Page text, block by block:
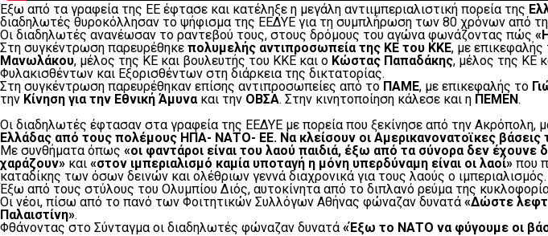
Έξω από τα γραφεία της ΕΕ έφτασε και κατέληξε η μεγάλη αντιιμπεριαλιστική πορεία της
διαδηλωτές θυροκόλλησαν το ψήφισμα της ΕΕΔΥΕ για τη συμπλήρωση των 80 χρόνων από
Οι διαδηλωτές ανανέωσαν το ραντεβού τους, στους δρόμους του αγώνα φωνάζοντας πώς
Στη συγκέντρωση παρευρέθηκε πολυμελής αντιπροσωπεία της ΚΕ του ΚΚΕ, με επικεφαλής
Μανωλάκου, μέλος της ΚΕ και βουλευτής του ΚΚΕ και ο Κώστας Παπαδάκης, μέλος της ΚΕ
Φυλακισθέντων και Εξορισθέντων στη διάρκεια της δικτατορίας.
Στη συγκέντρωση παρευρέθηκαν επίσης αντιπροσωπείες από το ΠΑΜΕ, με επικεφαλής το
την Κίνηση για την Εθνική Άμυνα και την ΟΒΣΑ. Στην κινητοποίηση κάλεσε και η ΠΕΜΕΝ.
Οι διαδηλωτές έφτασαν στα γραφεία της ΕΕΔΥΕ με πορεία που ξεκίνησε από την Ακρόπολη,
Ελλάδας από τους πολέμους ΗΠΑ- ΝΑΤΟ- ΕΕ. Να κλείσουν οι Αμερικανονατοϊκες βάσεις
Με συνθήματα όπως «οι φαντάροι είναι του λαού παιδιά, έξω από τα σύνορα δεν έχουνε
χαράζουν» και «στον ιμπεριαλισμό καμία υποταγή η μόνη υπερδύναμη είναι οι λαοί» που
καταδίκης των όσων δεινών και ολέθριων γεννά διαχρονικά για τους λαούς ο ιμπεριαλισμός.
Έξω από τους στύλους του Ολυμπίου Διός, αυτοκίνητα από το διπλανό ρεύμα της
Οι νέοι, πίσω από το πανό των Φοιτητικών Συλλόγων Αθήνας φώναζαν δυνατά «Δώστε
Παλαιστίνη».
Φθάνοντας στο Σύνταγμα οι διαδηλωτές φώναζαν δυνατά «Έξω το ΝΑΤΟ να φύγουμε οι